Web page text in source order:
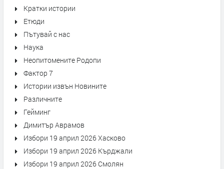
Кратки истории
Етюди
Пътувай с нас
Наука
Неопитомените Родопи
Фактор 7
Истории извън Новините
Различните
Гейминг
Димитър Аврамов
Избори 19 април 2026 Хасково
Избори 19 април 2026 Кърджали
Избори 19 април 2026 Смолян